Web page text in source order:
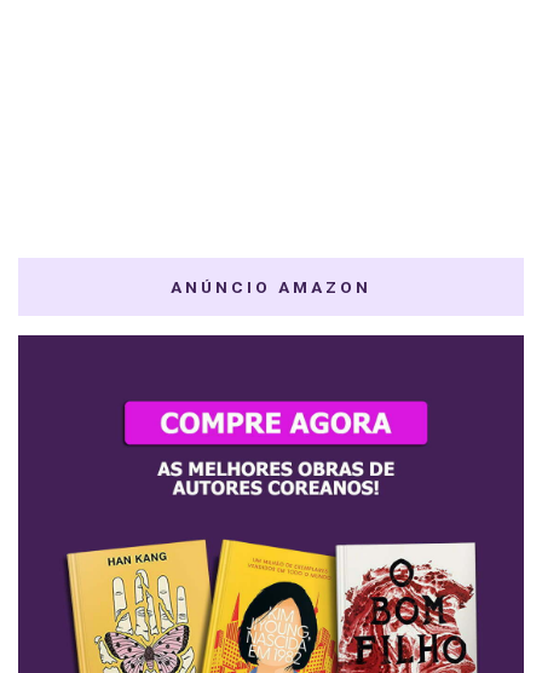
ANÚNCIO AMAZON